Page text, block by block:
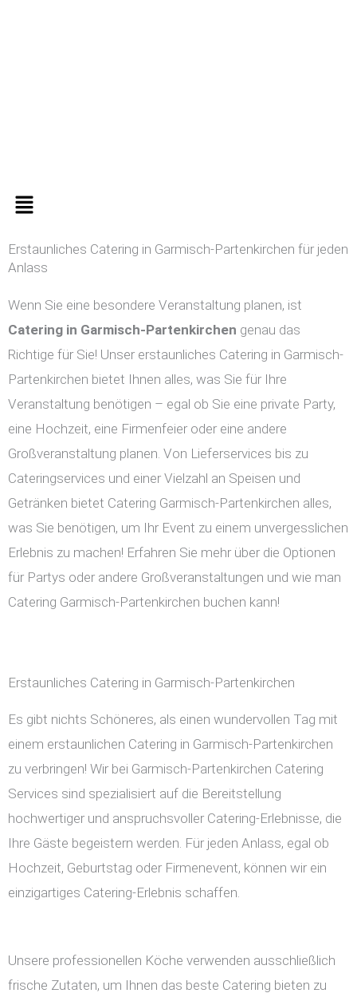
Menü
Erstaunliches Catering in Garmisch-Partenkirchen für jeden
Anlass
Wenn Sie eine besondere Veranstaltung planen, ist
Catering in Garmisch-Partenkirchen genau das
Richtige für Sie! Unser erstaunliches Catering in Garmisch-
Partenkirchen bietet Ihnen alles, was Sie für Ihre
Veranstaltung benötigen – egal ob Sie eine private Party,
eine Hochzeit, eine Firmenfeier oder eine andere
Großveranstaltung planen. Von Lieferservices bis zu
Cateringservices und einer Vielzahl an Speisen und
Getränken bietet Catering Garmisch-Partenkirchen alles,
was Sie benötigen, um Ihr Event zu einem unvergesslichen
Erlebnis zu machen! Erfahren Sie mehr über die Optionen
für Partys oder andere Großveranstaltungen und wie man
Catering Garmisch-Partenkirchen buchen kann!
Erstaunliches Catering in Garmisch-Partenkirchen
Es gibt nichts Schöneres, als einen wundervollen Tag mit
einem erstaunlichen Catering in Garmisch-Partenkirchen
zu verbringen! Wir bei Garmisch-Partenkirchen Catering
Services sind spezialisiert auf die Bereitstellung
hochwertiger und anspruchsvoller Catering-Erlebnisse, die
Ihre Gäste begeistern werden. Für jeden Anlass, egal ob
Hochzeit, Geburtstag oder Firmenevent, können wir ein
einzigartiges Catering-Erlebnis schaffen.
Unsere professionellen Köche verwenden ausschließlich
frische Zutaten, um Ihnen das beste Catering bieten zu